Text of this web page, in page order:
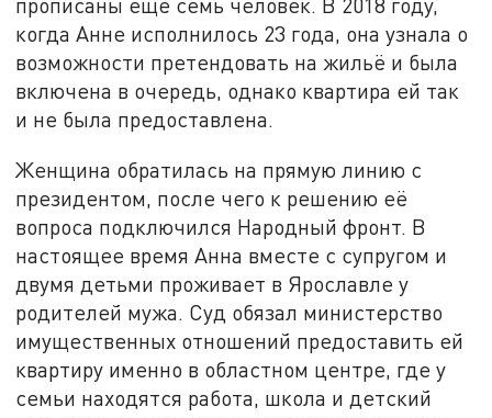
когда Анне исполнилось 23 года, она узнала о
возможности претендовать на жильё и была
включена в очередь, однако квартира ей так
и не была предоставлена.
Женщина обратилась на прямую линию с
президентом, после чего к решению её
вопроса подключился Народный фронт. В
настоящее время Анна вместе с супругом и
двумя детьми проживает в Ярославле у
родителей мужа. Суд обязал министерство
имущественных отношений предоставить ей
квартиру именно в областном центре, где у
семьи находятся работа, школа и детский